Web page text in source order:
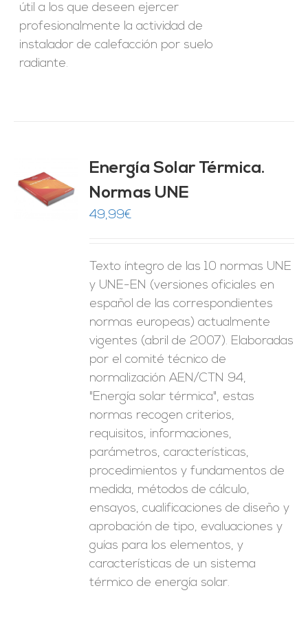
útil a los que deseen ejercer
profesionalmente la actividad de
instalador de calefacción por suelo
radiante.
Energía Solar Térmica.
Normas UNE
49,99€
Texto íntegro de las 10 normas UNE
y UNE-EN (versiones oficiales en
español de las correspondientes
normas europeas) actualmente
vigentes (abril de 2007). Elaboradas
por el comité técnico de
normalización AEN/CTN 94,
"Energía solar térmica", estas
normas recogen criterios,
requisitos, informaciones,
parámetros, características,
procedimientos y fundamentos de
medida, métodos de cálculo,
ensayos, cualificaciones de diseño y
aprobación de tipo, evaluaciones y
guías para los elementos, y
características de un sistema
térmico de energía solar.